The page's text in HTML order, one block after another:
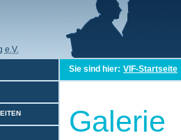
e.V.
Sie sind hier: VIF-Startseite
Galerie